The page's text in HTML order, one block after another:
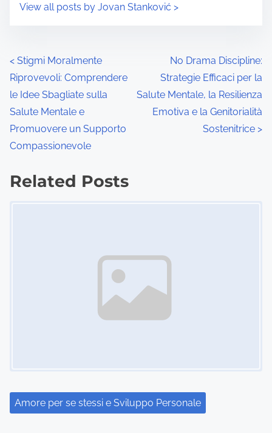
View all posts by Jovan Stanković >
P
o
s
t
n
n
< Stigmi Moralmente
Riprovevoli: Comprendere
le Idee Sbagliate sulla
Salute Mentale e
Promuovere un Supporto
Compassionevole
No Drama Discipline:
Strategie Efficaci per la
Salute Mentale, la Resilienza
Emotiva e la Genitorialità
Sostenitrice >
Related Posts
Amore per se stessi e Sviluppo Personale